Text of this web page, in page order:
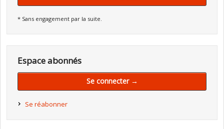
* Sans engagement par la suite.
Espace abonnés
Se connecter →
Se réabonner